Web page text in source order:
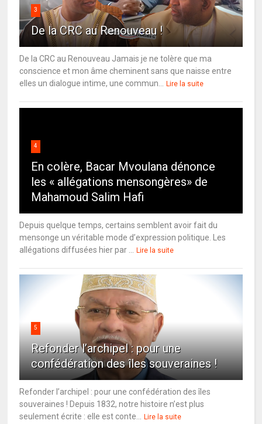
3
De la CRC au Renouveau !
De la CRC au Renouveau Jamais je ne tolère que ma
conscience et mon âme cheminent sans que naisse entre
elles un dialogue intime, une commun...
Lire la suite
4
En colère, Bacar Mvoulana dénonce
les « allégations mensongères» de
Mahamoud Salim Hafi
Depuis quelque temps, certains semblent avoir fait du
mensonge un véritable mode d’expression politique. Les
allégations diffusées hier par ...
Lire la suite
5
Refonder l’archipel : pour une
confédération des îles souveraines !
Refonder l’archipel : pour une confédération des îles
souveraines ! Depuis 1832, notre histoire n’est plus
seulement écrite : elle est conte...
Lire la suite